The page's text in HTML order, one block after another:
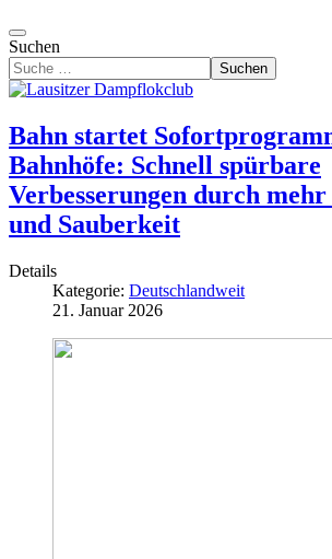
Suchen
Suchen
Bahn startet
Bahnhöfe: Schnell spürbare
Verbesserungen durch
und Sauberkeit
Details
Kategorie: Deutschlandweit
21. Januar 2026